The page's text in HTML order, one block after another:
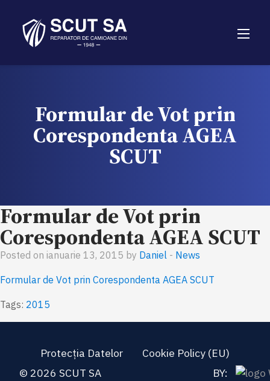
Formular de Vot prin
Corespondenta AGEA
SCUT
Formular de Vot prin
Corespondenta AGEA SCUT
Posted on ianuarie 13, 2015 by Daniel - News
Formular de Vot prin Corespondenta AGEA SCUT
Tags: 2015
© 2026 SCUT SA
Protecția Datelor
Cookie Policy (EU)
BY: